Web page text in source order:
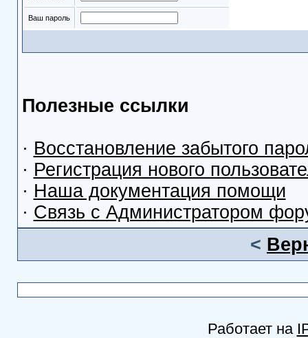
Ваш пароль
Полезные ссылки
· Восстановление забытого
· Регистрация нового
· Наша документация помощи
· Связь с Администратором
<
Работает на